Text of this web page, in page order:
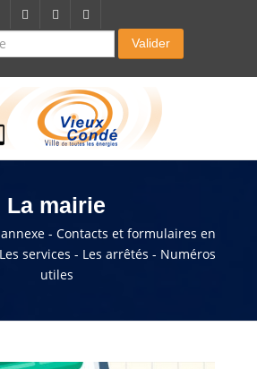
Valider
à domicile
accompagnement seniors
La mairie
- Contacts et formulaires en
services - Les arrêtés - Numéros
utiles